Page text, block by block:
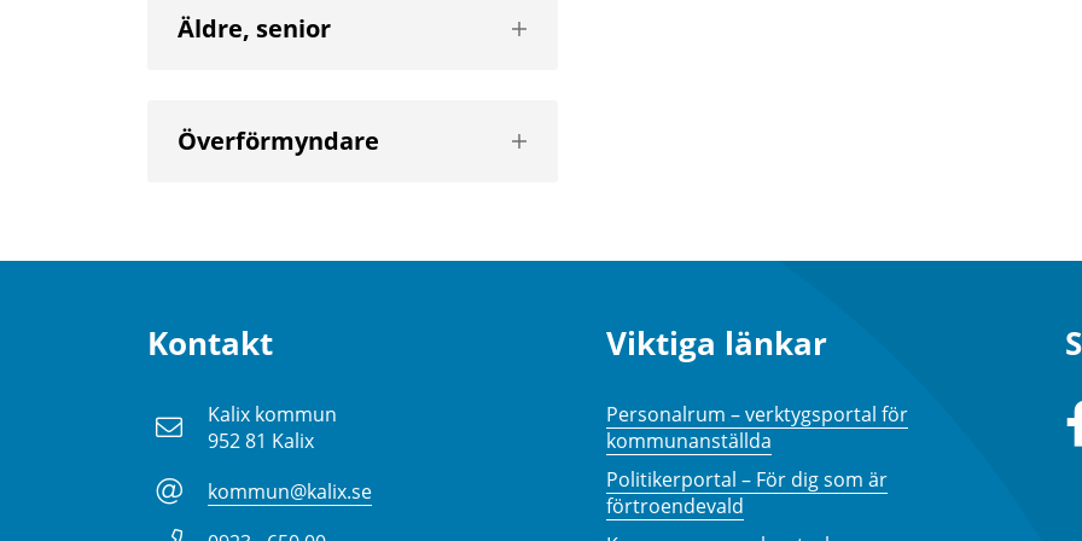
Äldre, senior
Visa
nästa
Överförmyndare
Visa
nästa
Kontakt
Kalix kommun
952 81 Kalix
kommun@kalix.se
Viktiga länkar
Personalrum – verktygsportal för
kommunanställda
Politikerportal – För dig som är
förtroendevald